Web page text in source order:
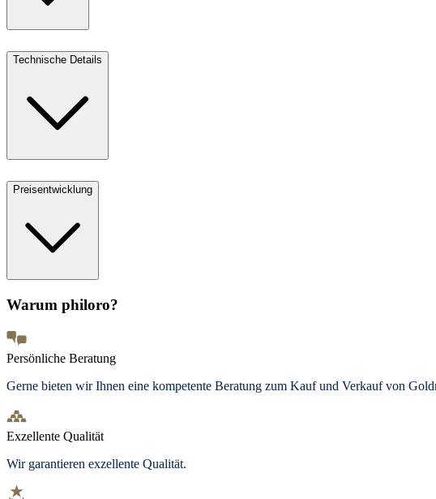
Technische Details
Preisentwicklung
Warum philoro?
Persönliche Beratung
Gerne bieten wir Ihnen eine kompetente Beratung zum Kauf und Verkauf von
Exzellente Qualität
Wir garantieren exzellente Qualität.